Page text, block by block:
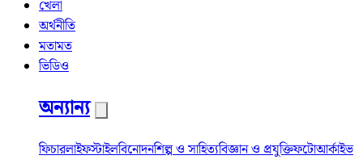
খেলা
অর্থনীতি
মতামত
ভিডিও
অন্যান্য
ফিচারলাইফস্টাইলবিনোদনশিল্প ও সাহিত্যবিজ্ঞান ও প্রযুক্তিফটোআর্কাইভ